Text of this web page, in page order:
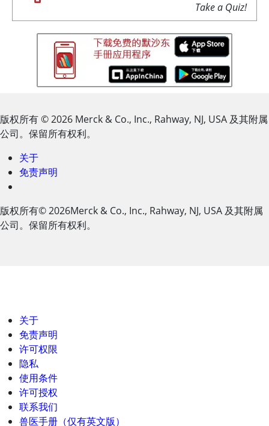
Take a Quiz!
版权所有© 2026 Merck & Co., Inc., Rahway, NJ, USA 及其附属
公司。保留所有权利。
关于
免责声明
版权所有© 2026Merck & Co., Inc., Rahway, NJ, USA 及其附属
公司。保留所有权利。
关于
免责声明
许可权限
隐私
使用条件
许可授权
联系我们
兽医手册（仅有英文版）